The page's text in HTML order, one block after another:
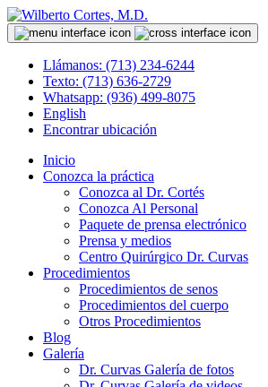
Llámanos: (713) 234-6244
Texto: (713) 636-2729
Whatsapp: (936) 499-8075
English
Encontrar ubicación
Inicio
Conozca la práctica
Conozca al Dr. Cortés
Conozca Al Personal
Paquete de prensa electrónico
Prensa y medios
Centro Quirúrgico Dr. Curvas
Procedimientos
Procedimientos de senos
Procedimientos del cuerpo
Otros Procedimientos
Blog
Galería
Dr. Curvas Galería de fotos